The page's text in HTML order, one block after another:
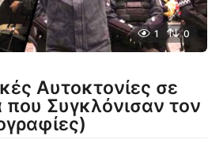
1 0
Αυτοκτονίες σε
Συγκλόνισαν τον